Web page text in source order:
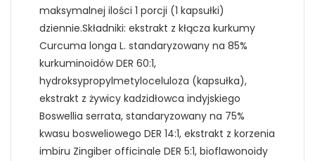
maksymalnej ilości 1 porcji (1 kapsułki)
dziennie.Składniki: ekstrakt z kłącza kurkumy
Curcuma longa L. standaryzowany na 85%
kurkuminoidów DER 60:1,
hydroksypropylmetyloceluloza (kapsułka),
ekstrakt z żywicy kadzidłowca indyjskiego
Boswellia serrata, standaryzowany na 75%
kwasu bosweliowego DER 14:1, ekstrakt z korzenia
imbiru Zingiber officinale DER 5:1, bioflawonoidy